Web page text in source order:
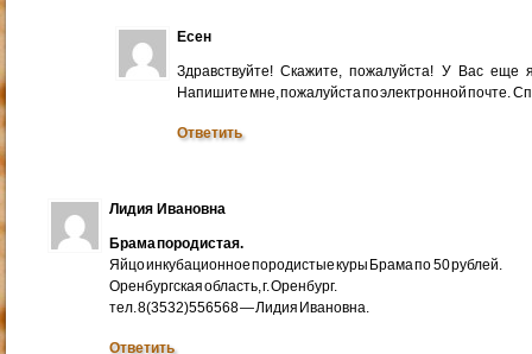
Есен
Здравствуйте! Скажите, пожалуйста! У Вас еще
Напишите мне, пожалуйста по электронной почте.
Ответить
Лидия Ивановна
Брама породистая.
Яйцо инкубационное породистые куры Брама по 50 рублей.
Оренбургская область, г. Оренбург.
тел. 8(3532)556568 — Лидия Ивановна.
Ответить